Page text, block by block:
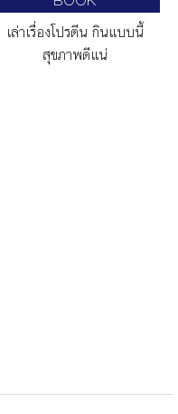
เล่าเรื่องโปรตีน กินแบบนี้
สุขภาพดีแน่